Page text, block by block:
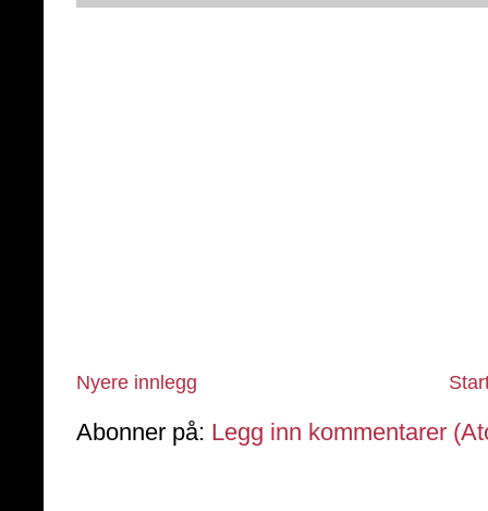
Nyere innlegg
Abonner på: Legg inn kommentarer